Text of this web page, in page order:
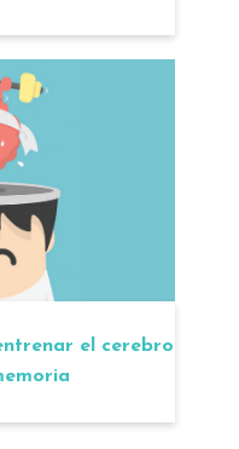
el cerebro